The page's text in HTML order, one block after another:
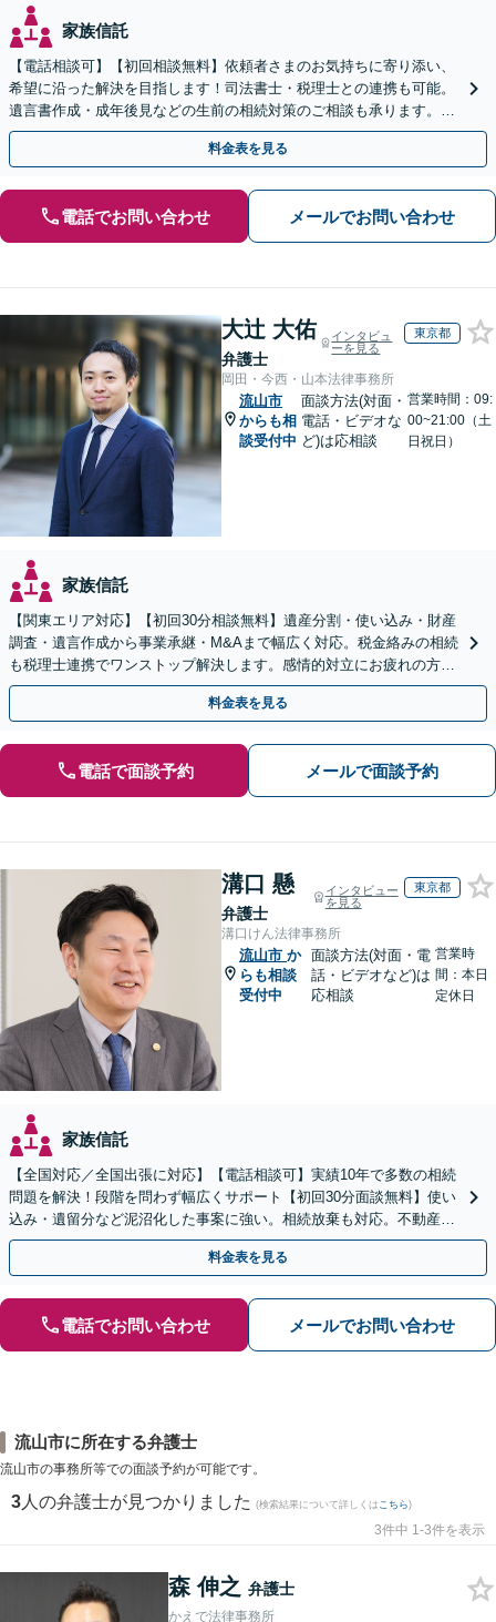
家族信託
【電話相談可】【初回相談無料】依頼者さまのお気持ちに寄り添い、
希望に沿った解決を目指します！司法書士・税理士との連携も可能。
遺言書作成・成年後見などの生前の相続対策のご相談も承ります。
【夜間／休日の相談可能】
料金表を見る
電話でお問い合わせ メールでお問い合わせ
大辻 大佑
弁護士
インタビュ
ーを見る
東京都
岡田・今西・山本法律事務所
流山市
からも相
談受付中
面談方法(対面・
電話・ビデオな
ど)は応相談
営業時間：09:
00~21:00（土
日祝日）
家族信託
【関東エリア対応】【初回30分相談無料】遺産分割・使い込み・財産
調査・遺言作成から事業承継・M&Aまで幅広く対応。税金絡みの相続
も税理士連携でワンストップ解決します。感情的対立にお疲れの方や
紛争予防をご検討の方も、お気軽にご相談ください。
料金表を見る
電話で面談予約 メールで面談予約
溝口 懸
弁護士
インタビュー
を見る
東京都
溝口けん法律事務所
流山市 か
らも相談
受付中
面談方法(対面・電
話・ビデオなど)は
応相談
営業時
間：本日
定休日
家族信託
【全国対応／全国出張に対応】【電話相談可】実績10年で多数の相続
問題を解決！段階を問わず幅広くサポート【初回30分面談無料】使い
込み・遺留分など泥沼化した事案に強い。相続放棄も対応。不動産相
続は次世代を見据えたご提案。生前対策もお任せを
料金表を見る
電話でお問い合わせ メールでお問い合わせ
流山市に所在する弁護士
流山市の事務所等での面談予約が可能です。
3 人の弁護士が見つかりました (検索結果について詳しくは こちら)
3件中 1-3件を表示
森 伸之 弁護士
かえで法律事務所